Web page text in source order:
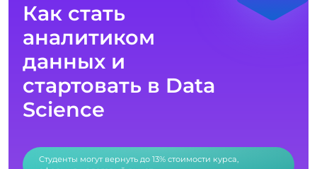
Как стать
аналитиком
данных и
стартовать в Data
Science
Студенты могут вернуть до 13% стоимости курса,